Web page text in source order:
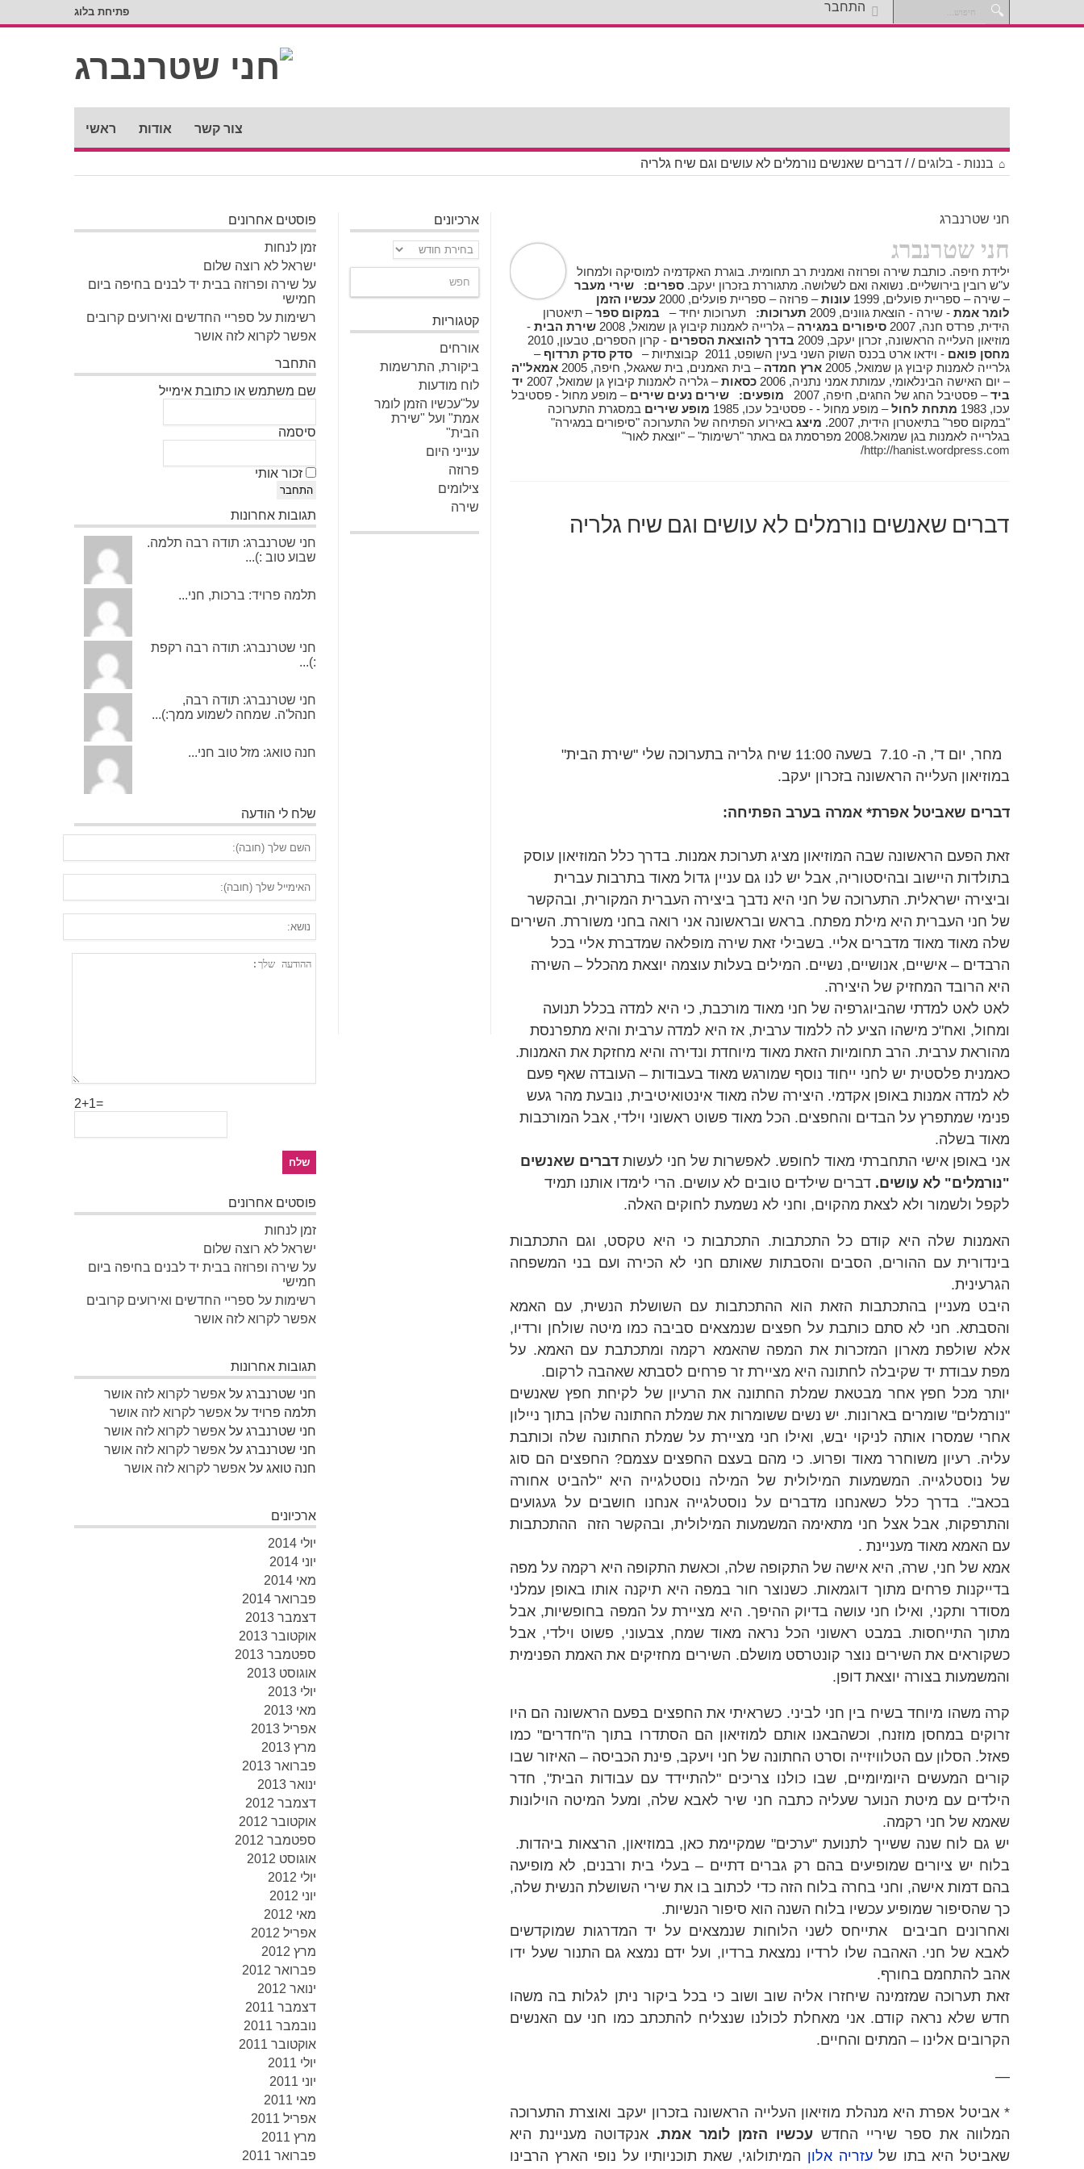
פתיחת בלוג התחבר
ראשי אודות צור קשר
בננות - בלוגים /
/ דברים שאנשים נורמלים לא עושים וגם שיח גלריה
חני שטרנברג
חני שטרנברג
ילידת חיפה. כותבת שירה ופרוזה ואמנית רב תחומית. בוגרת האקדמיה למוסיקה ולמחול
ע"ש רובין בירושליים. נשואה ואם לשלושה. מתגוררת בזכרון יעקב. ספרים:
שירי מעבר
– שירה – ספריית פועלים, 1999
עונות– פרוזה – ספריית פועלים, 2000
עכשיו הזמן
לומר אמת - שירה - הוצאת גוונים, 2009 תערוכות: תערוכות יחיד – במקום ספר– תיאטרון
הידית, פרדס חנה, 2007
סיפורים במגירה – גלרייה לאמנות קיבוץ גן שמואל, 2008 שירת הבית -
מוזיאון העלייה הראשונה, זכרון יעקב, 2009
בדרך להוצאת הספרים - קרון הספרים, טבעון, 2010
מחסן פואם - וידאו ארט בכנס השוק השני בעין השופט, 2011 קבוצתיות – סדק סדק תרדוף –
גלרייה לאמנות קיבוץ גן שמואל, 2005
ארץ חמדה – בית האמנים, בית שאגאל, חיפה, 2005
אמאל''ה
– יום האישה הבינלאומי, עמותת אמני נתניה, 2006
כסאות– גלריה לאמנות קיבוץ גן שמואל, 2007
יד
ביד– פסטיבל החג של החגים, חיפה, 2007 מופעים: שירים נעים שירים – מופע מחול - פסטיבל
עכו, 1983
מתחת לחול– מופע מחול - - פסטיבל עכו, 1985 מופע שירים במסגרת התערוכה
"במקום ספר" בתיאטרון הידית, 2007.
מיצג באירוע הפתיחה של התערוכה "סיפורים במגירה"
בגלרייה לאמנות בגן שמואל.2008 מפרסמת גם באתר "רשימות" – "יוצאת לאור"
http://hanist.wordpress.com/
דברים שאנשים נורמלים לא עושים וגם שיח גלריה
מחר, יום ד', ה- 7.10 בשעה 11:00 שיח גלריה בתערוכה שלי "שירת הבית"
במוזיאון העלייה הראשונה בזכרון יעקב.
דברים שאביטל אפרת* אמרה בערב הפתיחה:
זאת הפעם הראשונה שבה המוזיאון מציג תערוכת אמנות. בדרך כלל המוזיאון עוסק
בתולדות היישוב ובהיסטוריה, אבל יש לנו גם עניין גדול מאוד בתרבות עברית
וביצירה ישראלית. התערוכה של חני היא נדבך ביצירה העברית המקורית, ובהקשר
של חני העברית היא מילת מפתח. בראש ובראשונה אני רואה בחני משוררת. השירים
שלה מאוד מאוד מדברים אליי. בשבילי זאת שירה מופלאה שמדברת אליי בכל
הרבדים – אישיים, אנושיים, נשיים. המילים בעלות עוצמה יוצאת מהכלל – השירה
היא הרובד המחזיק של היצירה.
לאט לאט למדתי שהביוגרפיה של חני מאוד מורכבת, כי היא למדה בכלל תנועה
ומחול, ואח"כ מישהו הציע לה ללמוד ערבית, אז היא למדה ערבית והיא מתפרנסת
מהוראת ערבית. הרב תחומיות הזאת מאוד מיוחדת ונדירה והיא מחזקת את האמנות.
כאמנית פלסטית יש לחני ייחוד נוסף שמורגש מאוד בעבודות – העובדה שאף פעם
לא למדה אמנות באופן אקדמי. היצירה שלה מאוד אינטואיטיבית, נובעת מהר געש
פנימי שמתפרץ על הבדים והחפצים. הכל מאוד פשוט ראשוני וילדי, אבל המורכבות
מאוד בשלה.
אני באופן אישי התחברתי מאוד לחופש. לאפשרות של חני לעשות דברים שאנשים
"נורמלים" לא עושים. דברים שילדים טובים לא עושים. הרי לימדו אותנו תמיד
לקפל ולשמור ולא לצאת מהקוים, וחני לא נשמעת לחוקים האלה.
האמנות שלה היא קודם כל התכתבות. התכתבות כי היא טקסט, וגם התכתבות
בינדורית עם ההורים, הסבים והסבתות שאותם חני לא הכירה ועם בני המשפחה
הגרעינית.
היבט מעניין בהתכתבות הזאת הוא ההתכתבות עם השושלת הנשית, עם האמא
והסבתא. חני לא סתם כותבת על חפצים שנמצאים סביבה כמו מיטה שולחן ורדיו,
אלא שולפת מארון המזכרות את המפה שהאמא רקמה ומתכתבת עם האמא. על
מפת עבודת יד שקיבלה לחתונה היא מציירת זר פרחים לסבתא שאהבה לרקום.
יותר מכל חפץ אחר מבטאת שמלת החתונה את הרעיון של לקיחת חפץ שאנשים
"נורמלים" שומרים בארונות. יש נשים ששומרות את שמלת החתונה שלהן בתוך ניילון
אחרי שמסרו אותה לניקוי יבש, ואילו חני מציירת על שמלת החתונה שלה וכותבת
עליה. רעיון משוחרר מאוד ופרוע. כי מהם בעצם החפצים עצמם? החפצים הם סוג
של נוסטלגייה. המשמעות המילולית של המילה נוסטלגייה היא "להביט אחורה
בכאב". בדרך כלל כשאנחנו מדברים על נוסטלגייה אנחנו חושבים על געגועים
והתרפקות, אבל אצל חני מתאימה המשמעות המילולית, ובהקשר הזה ההתכתבות
עם האמא מאוד מעניינת .
אמא של חני, שרה, היא אישה של התקופה שלה, וכאשת התקופה היא רקמה על מפה
בדייקנות פרחים מתוך דוגמאות. כשנוצר חור במפה היא תיקנה אותו באופן עמלני
מסודר ותקני, ואילו חני עושה בדיוק ההיפך. היא מציירת על המפה בחופשיות, אבל
מתוך התייחסות. במבט ראשוני הכל נראה מאוד שמח, צבעוני, פשוט וילדי, אבל
כשקוראים את השירים נוצר קונטרסט מושלם. השירים מחזיקים את האמת הפנימית
והמשמעות בצורה יוצאת דופן.
קרה משהו מיוחד בשיח בין חני לביני. כשראיתי את החפצים בפעם הראשונה הם היו
זרוקים במחסן מוזנח, וכשהבאנו אותם למוזיאון הם הסתדרו בתוך ה"חדרים" כמו
פאזל. הסלון עם הטלוויזייה וסרט החתונה של חני ויעקב, פינת הכביסה – האיזור שבו
קורים המעשים היומיומיים, שבו כולנו צריכים "להתיידד עם עבודות הבית", חדר
הילדים עם מיטת הנוער שעליה כתבה חני שיר לאבא שלה, ומעל המיטה הוילונות
שאמא של חני רקמה.
יש גם לוח שנה ששייך לתנועת "ערכים" שמקיימת כאן, במוזיאון, הרצאות ביהדות.
בלוח יש ציורים שמופיעים בהם רק גברים דתיים – בעלי בית ורבנים, לא מופיעה
בהם דמות אישה, וחני בחרה בלוח הזה כדי לכתוב בו את שירי השושלת הנשית שלה,
כך שהסיפור שמופיע עכשיו בלוח השנה הוא סיפור הנשיות.
ואחרונים חביבים אתייחס לשני הלוחות שנמצאים על יד המדרגות שמוקדשים
לאבא של חני. האהבה שלו לרדיו נמצאת ברדיו, ועל ידם נמצא גם התנור שעל ידו
אהב להתחמם בחורף.
זאת תערוכה שמזמינה שיחזרו אליה שוב ושוב כי בכל ביקור ניתן לגלות בה משהו
חדש שלא נראה קודם. אני מאחלת לכולנו שנצליח להתכתב כמו חני עם האנשים
הקרובים אלינו – המתים והחיים.
—
* אביטל אפרת היא מנהלת מוזיאון העלייה הראשונה בזכרון יעקב ואוצרת התערוכה
המלווה את ספר שיריי החדש עכשיו הזמן לומר אמת. אנקדוטה מעניינת היא
שאביטל היא בתו שלעזריה אלון המיתולוגי, שאת תוכניותיו על נופי הארץ הרבינו
ארכיונים
ארכיונים
קטגוריות
אורחים
ביקורת, התרשמות
לוח מודעות
על"עכשיו הזמן לומר
אמת" ועל "שירת
הבית"
ענייני היום
פרוזה
צילומים
שירה
פוסטים אחרונים
זמן לנחות
ישראל לא רוצה שלום
על שירה ופרוזה בבית יד לבנים בחיפה ביום
חמישי
רשימות על ספריי החדשים ואירועים קרובים
אפשר לקרוא לזה אושר
התחבר
שם משתמש או כתובת אימייל
סיסמה
זכור אותי
התחבר
תגובות אחרונות
חני שטרנברג: תודה רבה תלמה.
שבוע טוב :)...
תלמה פרויד: ברכות, חני...
חני שטרנברג: תודה רבה רקפת
:)...
חני שטרנברג: תודה רבה,
חנהל'ה. שמחה לשמוע ממך:)...
חנה טואג: מזל טוב חני...
שלח לי הודעה
2+1=
פוסטים אחרונים
זמן לנחות
ישראל לא רוצה שלום
על שירה ופרוזה בבית יד לבנים בחיפה ביום
חמישי
רשימות על ספריי החדשים ואירועים קרובים
אפשר לקרוא לזה אושר
תגובות אחרונות
חני שטרנברג על אפשר לקרוא לזה אושר
תלמה פרויד על אפשר לקרוא לזה אושר
חני שטרנברג על אפשר לקרוא לזה אושר
חני שטרנברג על אפשר לקרוא לזה אושר
חנה טואג על אפשר לקרוא לזה אושר
ארכיונים
יולי 2014
יוני 2014
מאי 2014
פברואר 2014
דצמבר 2013
אוקטובר 2013
ספטמבר 2013
אוגוסט 2013
יולי 2013
מאי 2013
אפריל 2013
מרץ 2013
פברואר 2013
ינואר 2013
דצמבר 2012
אוקטובר 2012
ספטמבר 2012
אוגוסט 2012
יולי 2012
יוני 2012
מאי 2012
אפריל 2012
מרץ 2012
פברואר 2012
ינואר 2012
דצמבר 2011
נובמבר 2011
אוקטובר 2011
יולי 2011
יוני 2011
מאי 2011
אפריל 2011
מרץ 2011
פברואר 2011